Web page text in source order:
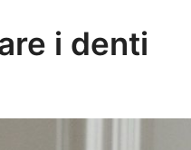
i denti